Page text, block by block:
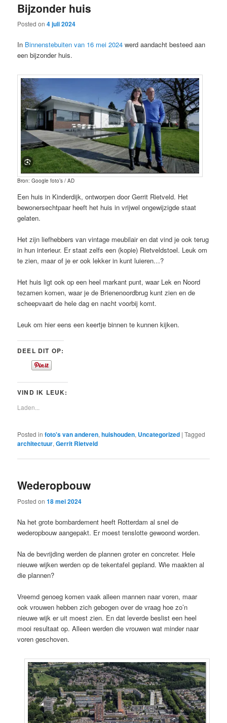
Bijzonder huis
Posted on4 juli 2024
In Binnenstebuiten van 16 mei 2024werd aandacht besteed aan
een bijzonder huis.
Bron: Google foto’s / AD
Een huis in Kinderdijk, ontworpen door Gerrit Rietveld. Het
bewonersechtpaar heeft het huis in vrijwel ongewijzigde staat
gelaten.
Het zijn liefhebbers van vintage meubilair en dat vind je ook terug
in hun interieur. Er staat zelfs een (kopie) Rietveldstoel. Leuk om
te zien, maar of je er ook lekker in kunt luieren…?
Het huis ligt ook op een heel markant punt, waar Lek en Noord
tezamen komen, waar je de Brienenoordbrug kunt zien en de
scheepvaart de hele dag en nacht voorbij komt.
Leuk om hier eens een keertje binnen te kunnen kijken.
DEEL DIT OP:
VIND IK LEUK:
Laden...
Posted in foto's van anderen,huishouden, Uncategorized |Tagged
architectuur,Gerrit Rietveld
Wederopbouw
Posted on18 mei 2024
Na het grote bombardement heeft Rotterdam al snel de
wederopbouw aangepakt. Er moest tenslotte gewoond worden.
Na de bevrijding werden de plannen groter en concreter. Hele
nieuwe wijken werden op de tekentafel gepland. Wie maakten al
die plannen?
Vreemd genoeg komen vaak alleen mannen naar voren, maar
ook vrouwen hebben zich gebogen over de vraag hoe zo’n
nieuwe wijk er uit moest zien. En dat leverde beslist een heel
mooi resultaat op. Alleen werden die vrouwen wat minder naar
voren geschoven.